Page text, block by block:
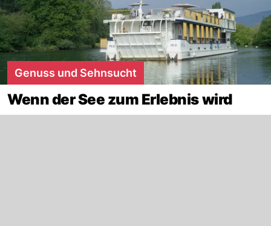
Genuss und Sehnsucht
Wenn der See zum Erlebnis wird